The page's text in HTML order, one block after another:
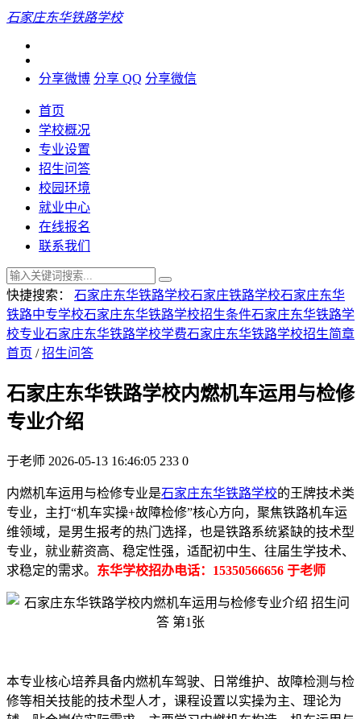
石家庄东华铁路学校
分享微博 分享 QQ 分享微信
首页
学校概况
专业设置
招生问答
校园环境
就业中心
在线报名
联系我们
快捷搜索： 石家庄东华铁路学校石家庄铁路学校石家庄东华
铁路中专学校石家庄东华铁路学校招生条件石家庄东华铁路学
校专业石家庄东华铁路学校学费石家庄东华铁路学校招生简章
首页 /招生问答
石家庄东华铁路学校内燃机车运用与检修
专业介绍
于老师 2026-05-13 16:46:05 233 0
内燃机车运用与检修专业是石家庄东华铁路学校的王牌技术类
专业，主打“机车实操+故障检修”核心方向，聚焦铁路机车运
维领域，是男生报考的热门选择，也是铁路系统紧缺的技术型
专业，就业薪资高、稳定性强，适配初中生、往届生学技术、
求稳定的需求。 东华学校招办电话：15350566656 于老师
本专业核心培养具备内燃机车驾驶、日常维护、故障检测与检
修等相关技能的技术型人才，课程设置以实操为主、理论为